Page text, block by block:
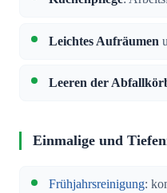
Leichtes Aufräumen
Leeren der
Einmalige und
Frühjahrsreinigung: